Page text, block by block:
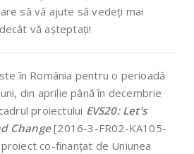
să vă ajute să vedeți mai
vă așteptați!
în România pentru o perioadă
din aprilie până în decembrie
proiectului EVS20: Let’s
Change[2016-3-FR02-KA105-
co-finanțat de Uniunea